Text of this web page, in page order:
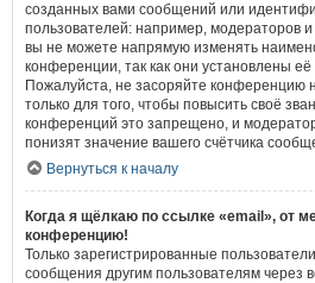
созданных вами сообщений или
пользователей: например, модераторов
вы не можете напрямую изменять
конференции, так как они установлены
Пожалуйста, не засоряйте
только для того, чтобы повысить своё
конференций это запрещено, и
понизят значение вашего счётчика
Вернуться к началу
Когда я щёлкаю по ссылке «email», от
конференцию!
Только зарегистрированные
сообщения другим пользователям через